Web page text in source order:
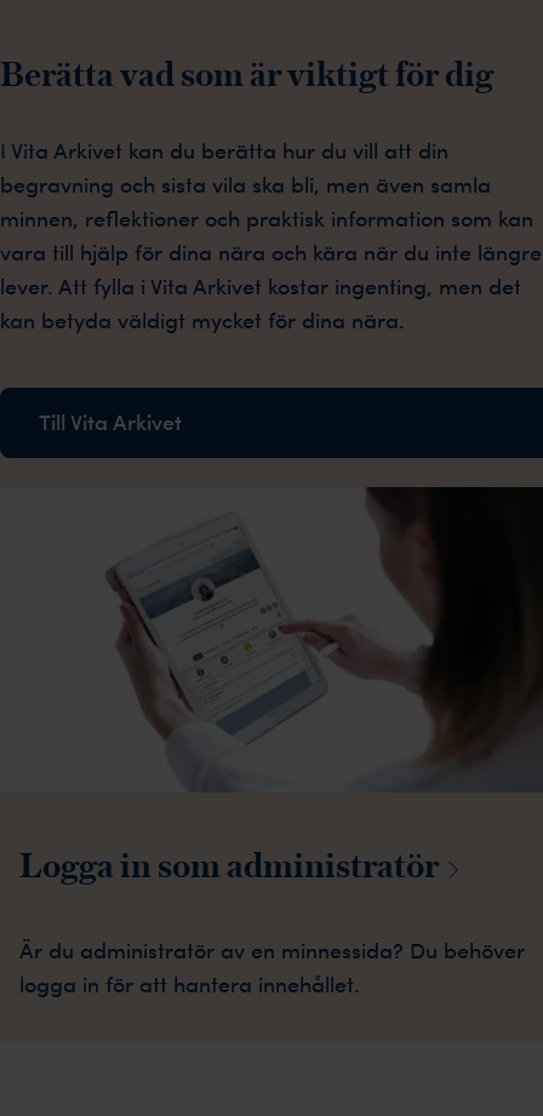
Berätta vad som är viktigt för dig
I Vita Arkivet kan du berätta hur du vill att din
begravning och sista vila ska bli, men även samla
minnen, reflektioner och praktisk information som kan
vara till hjälp för dina nära och kära när du inte längre
lever. Att fylla i Vita Arkivet kostar ingenting, men det
kan betyda väldigt mycket för dina nära.
Till Vita Arkivet
Logga in somadministratör
Är du administratör av en minnessida? Du behöver
logga in för att hantera innehållet.